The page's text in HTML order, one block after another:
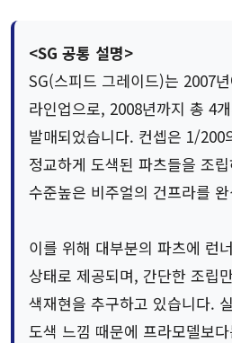
<SG 공통 설명>
SG(스피드 그레이드)는 2007
라인업으로, 2008년까지 총 4
발매되었습니다. 컨셉은 1/200
정교하게 도색된 파츠들을 조
수준높은 비주얼의 건프라를
이를 위해 대부분의 파츠에 런
상태로 제공되며, 간단한 조립
색재현을 추구하고 있습니다.
도색 느낌 때문에 프라모델보